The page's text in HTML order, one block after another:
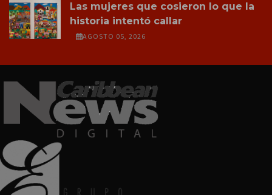
Las mujeres que cosieron lo que la
historia intentó callar
AGOSTO 05, 2026